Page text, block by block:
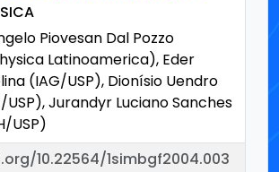
Piovesan Dal Pozzo
Latinoamerica), Eder
(IAG/USP), Dionísio Uendro
Jurandyr Luciano Sanches
USP)
10.22564/1simbgf2004.003